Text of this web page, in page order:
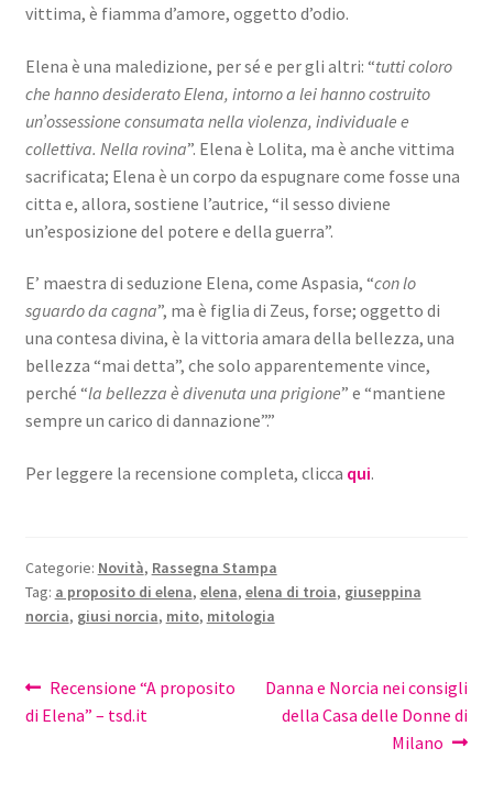
vittima, è fiamma d’amore, oggetto d’odio.
Elena è una maledizione, per sé e per gli altri: “tutti coloro
che hanno desiderato Elena, intorno a lei hanno costruito
un’ossessione consumata nella violenza, individuale e
collettiva. Nella rovina”. Elena è Lolita, ma è anche vittima
sacrificata; Elena è un corpo da espugnare come fosse una
citta e, allora, sostiene l’autrice, “il sesso diviene
un’esposizione del potere e della guerra”.
E’ maestra di seduzione Elena, come Aspasia, “con lo
sguardo da cagna”, ma è figlia di Zeus, forse; oggetto di
una contesa divina, è la vittoria amara della bellezza, una
bellezza “mai detta”, che solo apparentemente vince,
perché “la bellezza è divenuta una prigione” e “mantiene
sempre un carico di dannazione”.”
Per leggere la recensione completa, clicca qui.
Categorie: Novità, Rassegna Stampa
Tag: a proposito di elena, elena, elena di troia, giuseppina
norcia, giusi norcia, mito, mitologia
Navigazione
articoli
Articolo
precedente:
Recensione “A proposito
di Elena” – tsd.it
Articolo
successivo:
Danna e Norcia nei consigli
della Casa delle Donne di
Milano